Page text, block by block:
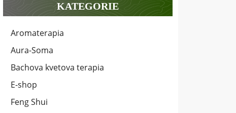
KATEGORIE
Aromaterapia
Aura-Soma
Bachova kvetova terapia
E-shop
Feng Shui